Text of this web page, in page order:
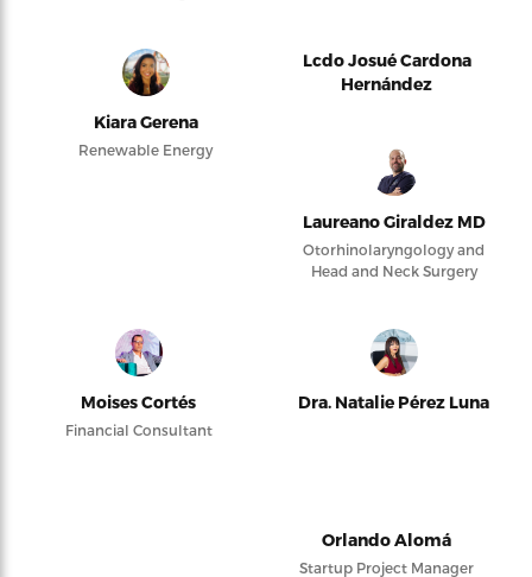
Kiara Gerena
Renewable Energy
Lcdo Josué Cardona
Hernández
Laureano Giraldez MD
Otorhinolaryngology and
Head and Neck Surgery
Moises Cortés
Financial Consultant
Dra. Natalie Pérez Luna
Orlando Alomá
Startup Project Manager